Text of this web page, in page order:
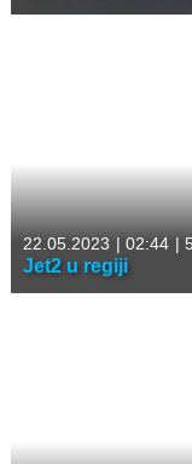
22.05.2023 | 02:44 |
Jet2 u regiji